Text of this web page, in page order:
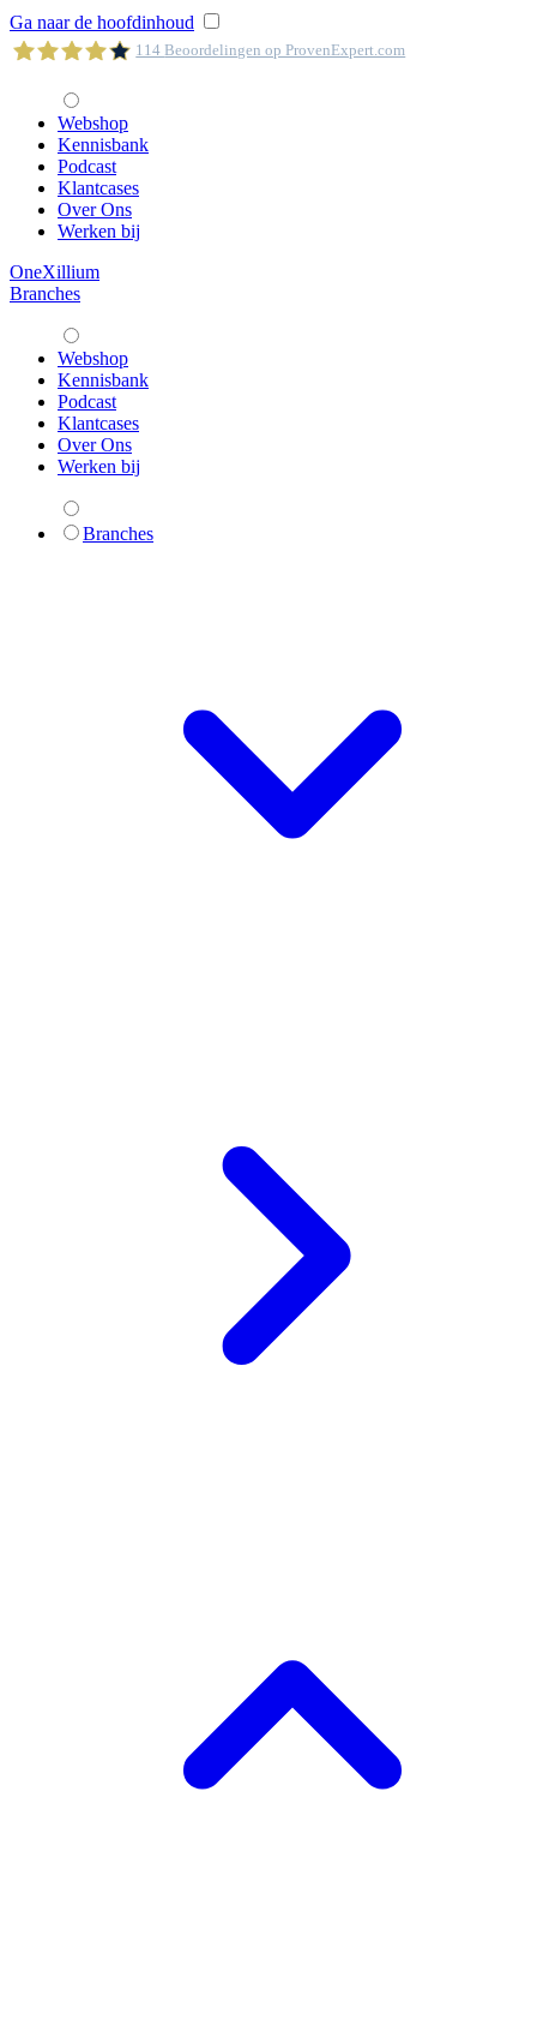
Ga naar de hoofdinhoud
OneXillium
114Beoordelingen op ProvenExpert.com
Webshop
Kennisbank
Podcast
Klantcases
Over Ons
Werken bij
OneXillium
Branches
Webshop
Kennisbank
Podcast
Klantcases
Over Ons
Werken bij
Branches